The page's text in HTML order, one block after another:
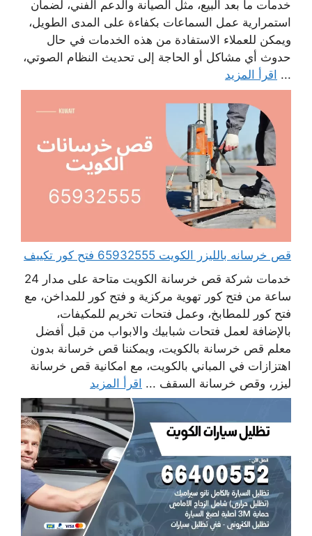
خدمات ما بعد البيع، مثل الصيانة والدعم الفني، لضمان
استمرارية عمل السماعات بكفاءة على المدى الطويل،
ويمكن للعملاء الاستفادة من هذه الخدمات في حال
حدوث أي مشاكل أو الحاجة إلى تحديث النظام الصوتي،
... اقرأ المزيد
قص خرسانه بالليزر الكويت 65932555 فتح كور تكييف
خدمات شركة قص خرسانة الكويت متاحة على مدار 24
ساعة من فتح كور تهوية مركزية و فتح كور للمداخن، مع
فتح كور للمطابخ، وعمل فتحات تخريم للمكيفات،
بالإضافة لعمل فتحات شبابيك والابواب من قبل أفضل
معلم قص خرسانة بالكويت، ويمكننا قص خرسانة بدون
اهتزازات في المباني بالكويت، مع امكانية قص خرسانة
ليزر، وقص خرسانة السقف ... اقرأ المزيد